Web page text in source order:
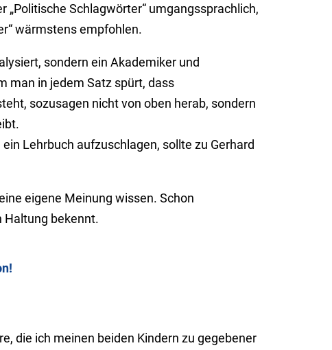
Schlagwörter“ umgangssprachlich,
wärmstens empfohlen.
sondern ein Akademiker und
man in jedem Satz spürt, dass
sozusagen nicht von oben herab, sondern
Lehrbuch aufzuschlagen, sollte zu Gerhard
eigene Meinung wissen. Schon
Haltung bekennt.
die ich meinen beiden Kindern zu ge­ge­be­ner